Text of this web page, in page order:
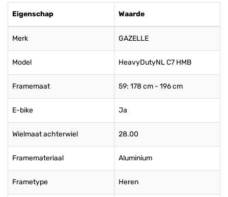
Eigenschap Waarde
Merk GAZELLE
Model HeavyDutyNL C7 HMB
Framemaat 59: 178 cm - 196 cm
E-bike Ja
Wielmaat achterwiel 28.00
Framemateriaal Aluminium
Frametype Heren